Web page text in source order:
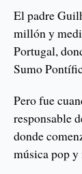
El padre
millón y
Portugal,
Sumo
Pero fue
responsable
donde
música pop